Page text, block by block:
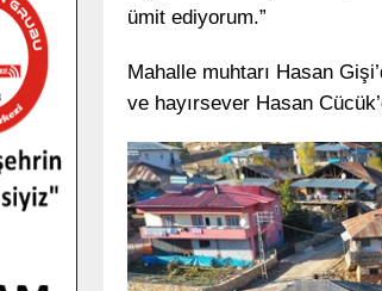
ümit ediyorum.”
Mahalle muhtarı Hasan
ve hayırsever Hasan